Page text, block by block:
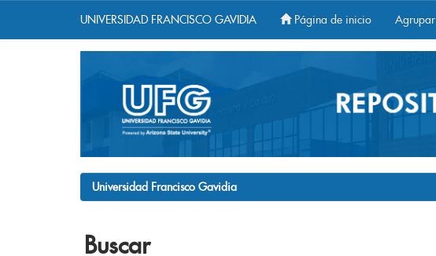
UNIVERSIDAD FRANCISCO GAVIDIA Página de inicio Agrupar
Universidad Francisco Gavidia
Buscar